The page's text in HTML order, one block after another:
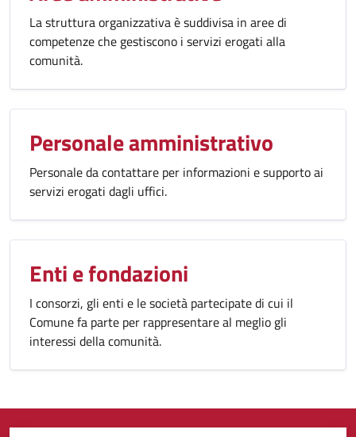
La struttura organizzativa è suddivisa in aree di
competenze che gestiscono i servizi erogati alla
comunità.
Personale amministrativo
Personale da contattare per informazioni e supporto ai
servizi erogati dagli uffici.
Enti e fondazioni
I consorzi, gli enti e le società partecipate di cui il
Comune fa parte per rappresentare al meglio gli
interessi della comunità.